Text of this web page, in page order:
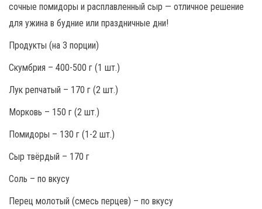
сочные помидоры и расплавленный сыр — отличное решение
для ужина в будние или праздничные дни!
Продукты (на 3 порции)
Скумбрия – 400-500 г (1 шт.)
Лук репчатый – 170 г (2 шт.)
Морковь – 150 г (2 шт.)
Помидоры – 130 г (1-2 шт.)
Сыр твёрдый – 170 г
Соль – по вкусу
Перец молотый (смесь перцев) – по вкусу